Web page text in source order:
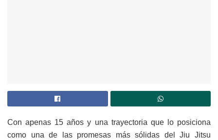
Con apenas 15 años y una trayectoria que lo posiciona
como una de las promesas más sólidas del Jiu Jitsu